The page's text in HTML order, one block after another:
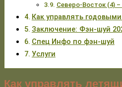
Северо-Восток (4)
Как управлять
Заключение: Фэн-шуй
Спец Инфо по фэн-шуй
Услуги
Как управлять